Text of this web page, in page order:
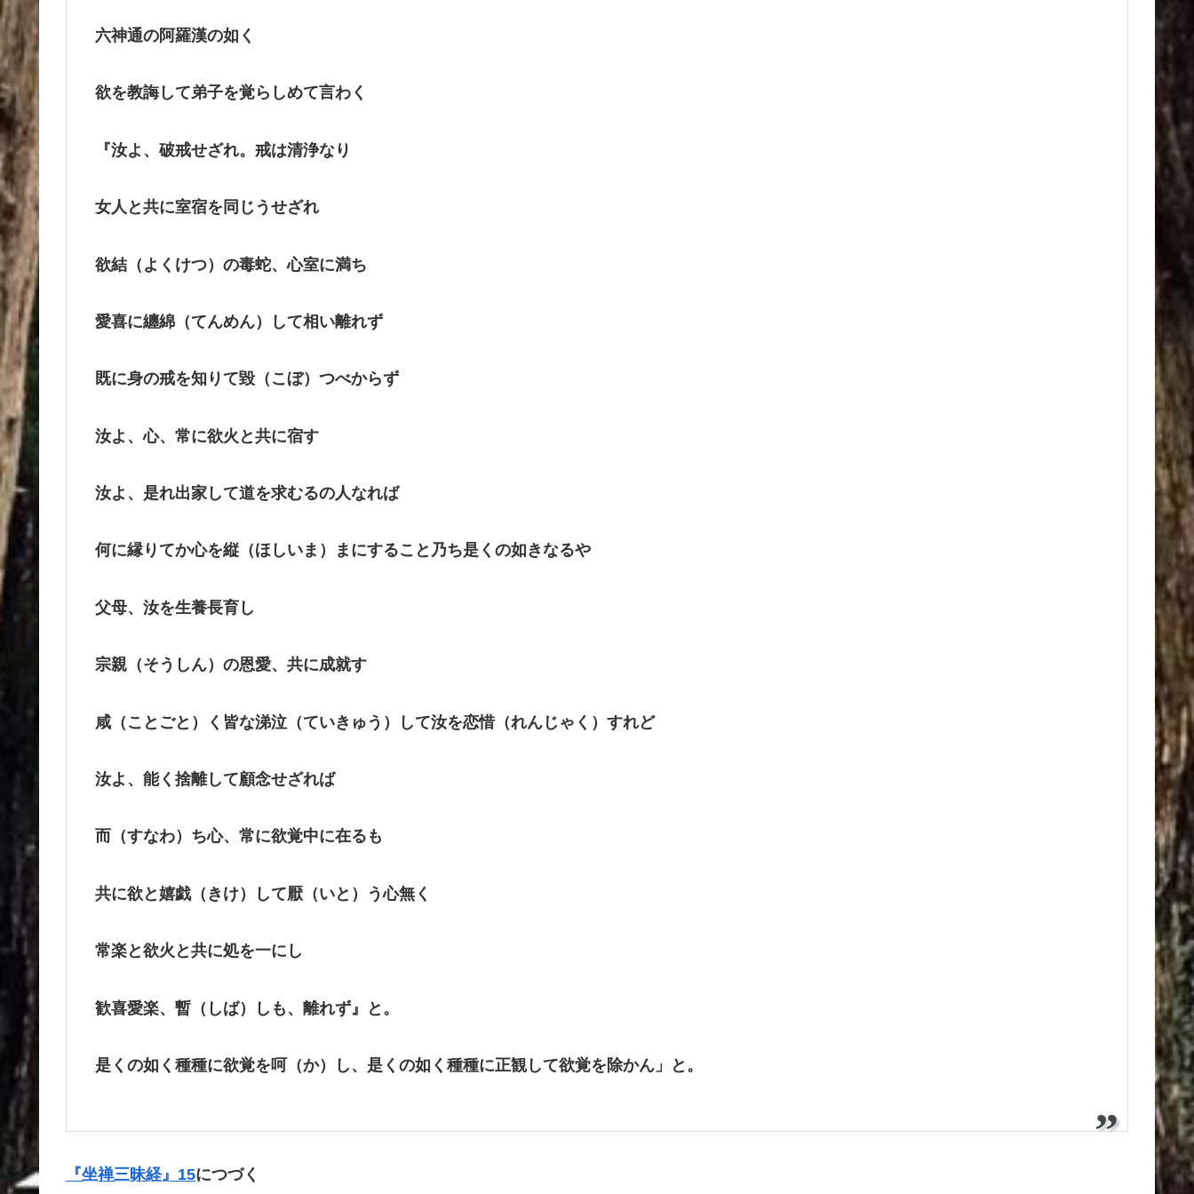
六神通の阿羅漢の如く
欲を教誨して弟子を覚らしめて言わく
『汝よ、破戒せざれ。戒は清浄なり
女人と共に室宿を同じうせざれ
欲結（よくけつ）の毒蛇、心室に満ち
愛喜に纏綿（てんめん）して相い離れず
既に身の戒を知りて毀（こぼ）つべからず
汝よ、心、常に欲火と共に宿す
汝よ、是れ出家して道を求むるの人なれば
何に縁りてか心を縦（ほしいま）まにすること乃ち是くの如きなるや
父母、汝を生養長育し
宗親（そうしん）の恩愛、共に成就す
咸（ことごと）く皆な涕泣（ていきゅう）して汝を恋惜（れんじゃく）すれど
汝よ、能く捨離して顧念せざれば
而（すなわ）ち心、常に欲覚中に在るも
共に欲と嬉戯（きけ）して厭（いと）う心無く
常楽と欲火と共に処を一にし
歓喜愛楽、暫（しば）しも、離れず』と。
是くの如く種種に欲覚を呵（か）し、是くの如く種種に正観して欲覚を除かん」と。
『坐禅三昧経』15につづく